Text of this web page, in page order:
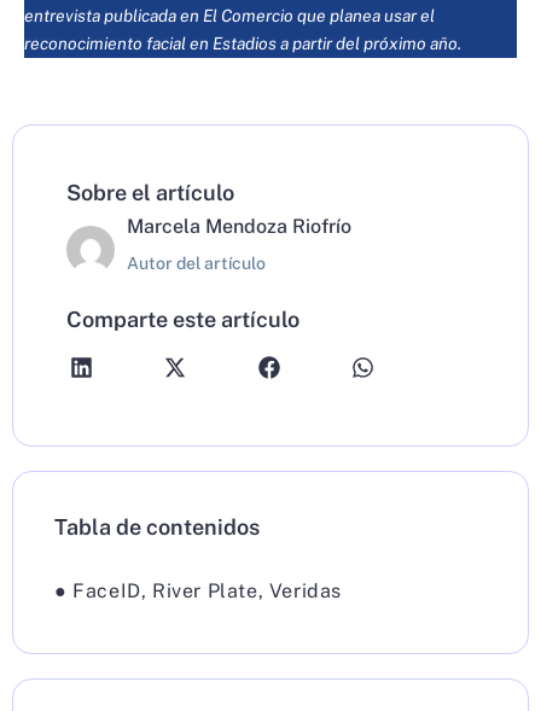
entrevista publicada en El Comercio que planea usar el
reconocimiento facial en Estadios a partir del próximo año.
Sobre el artículo
Marcela Mendoza Riofrío
Autor del artículo
Comparte este artículo
Tabla de contenidos
● FaceID, River Plate, Veridas